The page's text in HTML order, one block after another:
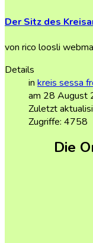
Der Sitz des
von rico loosli
Details
in kreis sessa
am 28 August
Zuletzt
Zugriffe: 4758
Die